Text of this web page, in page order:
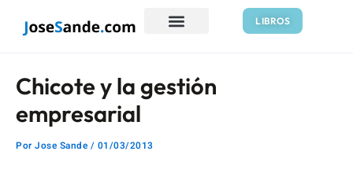
LIBROS
Chicote y la gestión
empresarial
Por Jose Sande / 01/03/2013
de